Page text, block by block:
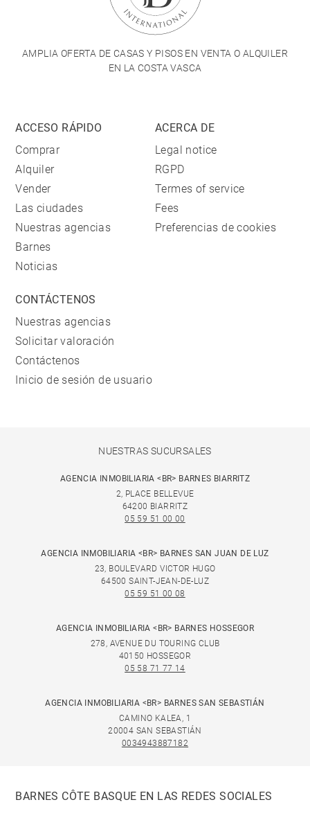
AMPLIA OFERTA DE CASAS Y PISOS EN VENTA O ALQUILER
EN LA COSTA VASCA
ACCESO RÁPIDO
Comprar
Alquiler
Vender
Las ciudades
Nuestras agencias
Barnes
Noticias
ACERCA DE
Legal notice
RGPD
Termes of service
Fees
Preferencias de cookies
CONTÁCTENOS
Nuestras agencias
Solicitar valoración
Contáctenos
Inicio de sesión de usuario
NUESTRAS SUCURSALES
AGENCIA INMOBILIARIA <BR> BARNES BIARRITZ
2, PLACE BELLEVUE
64200 BIARRITZ
05 59 51 00 00
AGENCIA INMOBILIARIA <BR> BARNES SAN JUAN DE LUZ
23, BOULEVARD VICTOR HUGO
64500 SAINT-JEAN-DE-LUZ
05 59 51 00 08
AGENCIA INMOBILIARIA <BR> BARNES HOSSEGOR
278, AVENUE DU TOURING CLUB
40150 HOSSEGOR
05 58 71 77 14
AGENCIA INMOBILIARIA <BR> BARNES SAN SEBASTIÁN
CAMINO KALEA, 1
20004 SAN SEBASTIÁN
0034943887182
BARNES CÔTE BASQUE EN LAS REDES SOCIALES